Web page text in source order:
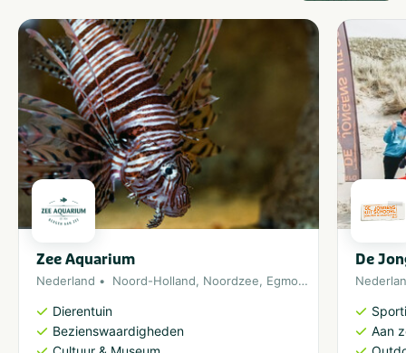
Zee Aquarium
Nederland Noord-Holland, Noordzee, Egmond aan Zee
Dierentuin
Bezienswaardigheden
De
Aan